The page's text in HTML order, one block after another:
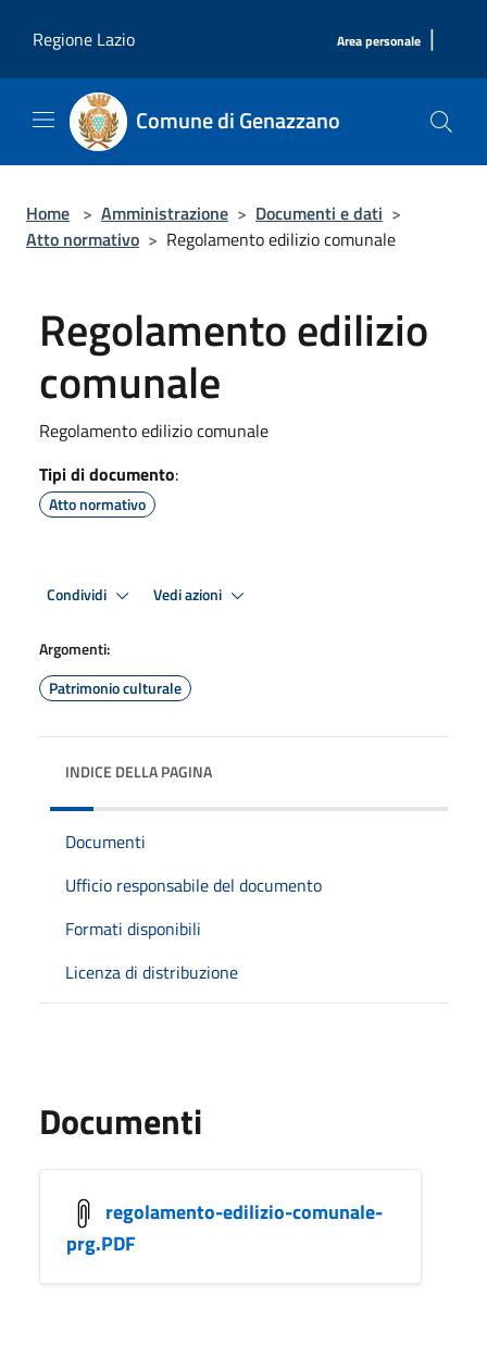
Regione Lazio
Area personale |
Comune di Genazzano
Home > Amministrazione > Documenti e dati >
Atto normativo > Regolamento edilizio comunale
Regolamento edilizio
comunale
Regolamento edilizio comunale
Tipi di documento:
Atto normativo
Condividi Vedi azioni
Argomenti:
Patrimonio culturale
INDICE DELLA PAGINA
Documenti
Ufficio responsabile del documento
Formati disponibili
Licenza di distribuzione
Documenti
regolamento-edilizio-comunale-
prg.PDF